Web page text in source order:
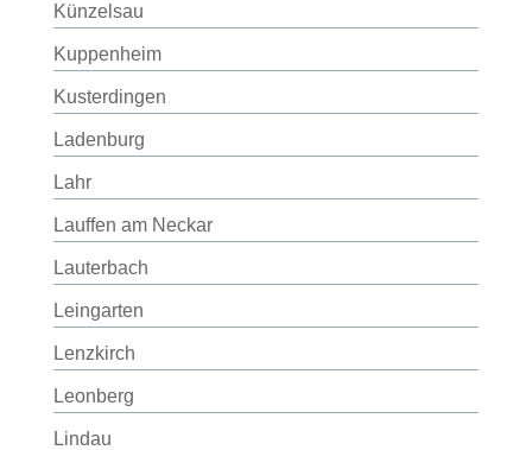
Künzelsau
Kuppenheim
Kusterdingen
Ladenburg
Lahr
Lauffen am Neckar
Lauterbach
Leingarten
Lenzkirch
Leonberg
Lindau